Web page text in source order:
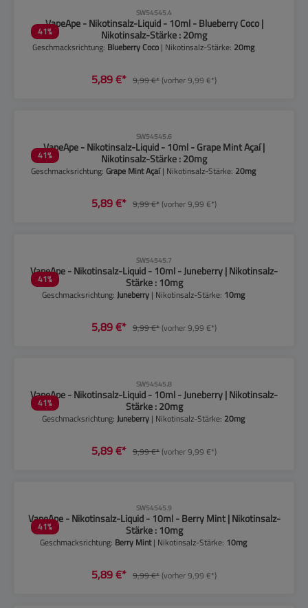
41%
SW54545.4
VapeApe - Nikotinsalz-Liquid - 10ml - Blueberry Coco |
Nikotinsalz-Stärke : 20mg
Geschmacksrichtung: Blueberry Coco | Nikotinsalz-Stärke: 20mg
5,89 €* 9,99 €*(vorher 9,99 €*)
41%
SW54545.6
VapeApe - Nikotinsalz-Liquid - 10ml - Grape Mint Açaí |
Nikotinsalz-Stärke : 20mg
Geschmacksrichtung:Grape Mint Açaí| Nikotinsalz-Stärke: 20mg
5,89 €* 9,99 €*(vorher 9,99 €*)
41%
SW54545.7
VapeApe - Nikotinsalz-Liquid - 10ml - Juneberry | Nikotinsalz-
Stärke : 10mg
Geschmacksrichtung:Juneberry | Nikotinsalz-Stärke: 10mg
5,89 €* 9,99 €*(vorher 9,99 €*)
41%
SW54545.8
VapeApe - Nikotinsalz-Liquid - 10ml - Juneberry | Nikotinsalz-
Stärke : 20mg
Geschmacksrichtung:Juneberry | Nikotinsalz-Stärke: 20mg
5,89 €* 9,99 €*(vorher 9,99 €*)
41%
SW54545.9
VapeApe - Nikotinsalz-Liquid - 10ml - Berry Mint | Nikotinsalz-
Stärke : 10mg
Geschmacksrichtung: Berry Mint| Nikotinsalz-Stärke: 10mg
5,89 €* 9,99 €*(vorher 9,99 €*)